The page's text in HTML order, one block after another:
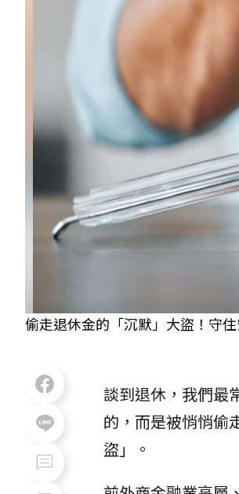
偷走退休金的「沉默」大盜！守
談到退休，我們最
的，而是被悄悄偷
盜」。